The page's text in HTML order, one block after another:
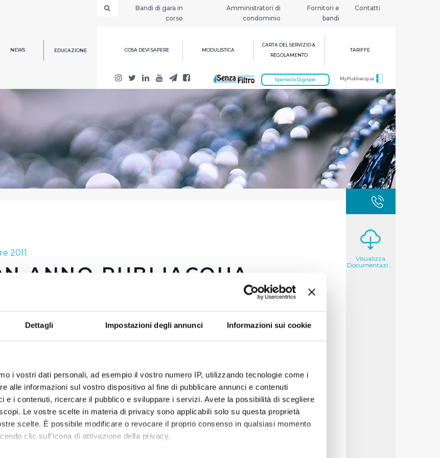
Dettagli Impostazioni degli annunci Informazioni sui cookie
i vostri dati personali, ad esempio il vostro numero IP, utilizzando tecnologie come i
alle informazioni sul vostro dispositivo al fine di pubblicare annunci e contenuti
e i contenuti, ricercare il pubblico e sviluppare i servizi. Avete la possibilità di scegliere
Le vostre scelte in materia di privacy sono applicabili solo su questa proprietà
scelte. È possibile modificare o revocare il proprio consenso in qualsiasi momento
clic sull'icona di attivazione della privacy.
Bandi di gara in
corso
Amministratori di
condominio
Fornitori e
bandi
Contatti
NEWS EDUCAZIONE COSA DEVI SAPERE MODULISTICA
CARTA DEL SERVIZIO &
REGOLAMENTO
TARIFFE
MyPubliacqua
Sportello Digitale
2011
ANNO PUBLIACQUA
litri di acqua erogata in un anno nei 28 fontanelli installati
a tutti un 2012 di qualità
_auguri_di_buon_2012.mp3
Visualizza
Documentazione